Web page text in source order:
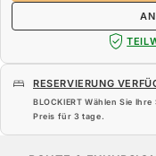
RESERVIERUNG
BLOCKIERT Wählen Sie
Preis für 3 tage.